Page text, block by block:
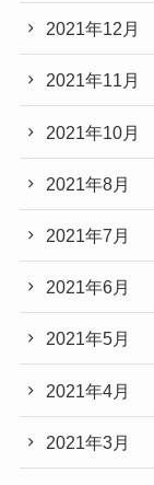
2021年12月
2021年11月
2021年10月
2021年8月
2021年7月
2021年6月
2021年5月
2021年4月
2021年3月